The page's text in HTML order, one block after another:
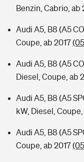
Benzin, Cabrio, ab
Audi A5, B8 (A5
Coupe, ab 2017
Audi A5, B8 (A5
Diesel, Coupe, ab
Audi A5, B8 (A5
kW, Diesel,
Audi A5, B8 (A5
Coupe, ab 2017